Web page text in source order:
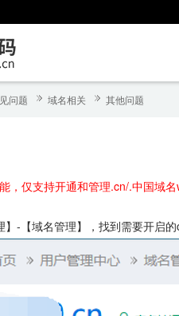
问题 域名相关 其他问题
，仅支持开通和管理.cn/.中国域
】-【域名管理】，找到需要开启